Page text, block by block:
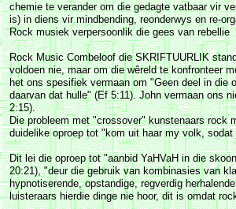
chemie te verander om die gedagte vatbaar vir
is) in diens vir mindbending, reonderwys en re-
Rock musiek verpersoonlik die gees van rebellie
Rock Music Combeloof die SKRIFTUURLIK
voldoen nie, maar om die wêreld te konfronteer
het ons spesifiek vermaan om "Geen deel in die
daarvan dat hulle" (Ef 5:11). John vermaan ons
2:15).
Die probleem met "crossover" kunstenaars rock
duidelike oproep tot "kom uit haar my volk,
Dit lei die oproep tot "aanbid YaHVaH in die
20:21), "deur die gebruik van kombinasies van
hypnotiserende, opstandige, regverdig
luisteraars hierdie dinge nie hoor, dit is omdat